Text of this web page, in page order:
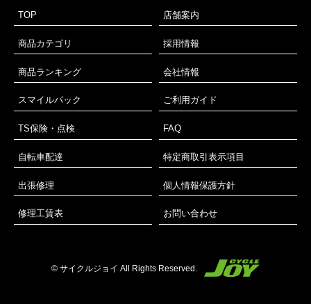
TOP 店舗案内
商品カテゴリ 採用情報
商品ランキング 会社情報
スマイルパック ご利用ガイド
TS保険・点検 FAQ
自転車配達 特定商取引表示項目
出張修理 個人情報保護方針
修理工賃表 お問い合わせ
© サイクルジョイ All Rights Reserved.